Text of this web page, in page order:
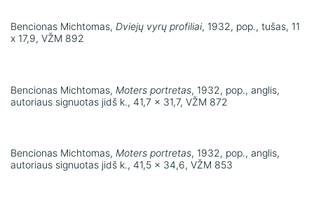
Bencionas Michtomas, Dviejų vyrų profiliai, 1932, pop., tušas, 11
x 17,9, VŽM 892
Bencionas Michtomas, Moters portretas, 1932, pop., anglis,
autoriaus signuotas jidš k., 41,7 x 31,7, VŽM 872
Bencionas Michtomas, Moters portretas, 1932, pop., anglis,
autoriaus signuotas jidš k., 41,5 x 34,6, VŽM 853